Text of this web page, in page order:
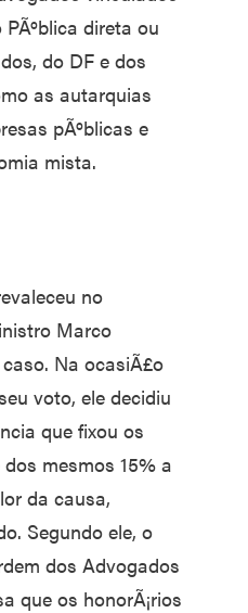
direta ou
do DF e dos
as autarquias
pÃºblicas e
mista.
no
Marco
Na ocasiÃ£o
voto, ele decidiu
que fixou os
mesmos 15% a
da causa,
Segundo ele, o
dos Advogados
que os honorÃ¡rios